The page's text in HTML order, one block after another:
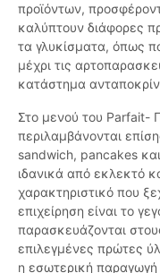
προϊόντων,
καλύπτουν διάφορες
τα γλυκίσματα, όπως
μέχρι τις
κατάστημα
Στο μενού του Parfait-
περιλαμβάνονται
sandwich, pancakes
ιδανικά από εκλεκτό
χαρακτηριστικό που
επιχείρηση είναι το
παρασκευάζονται
επιλεγμένες πρώτες
η εσωτερική παραγωγή